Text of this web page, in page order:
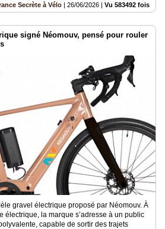
Secrète à Vélo | 26/06/2026 | Vu 583492 fois
signé Néomouv, pensé pour rouler
gravel électrique proposé par Néomouv. À
électrique, la marque s’adresse à un public
capable de sortir des trajets